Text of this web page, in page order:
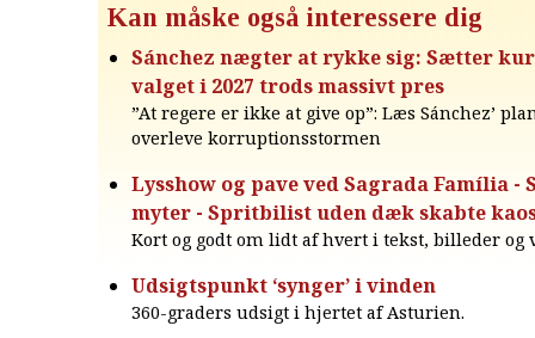
Kan måske også interessere dig
Sánchez nægter at rykke sig: Sætter
valget i 2027 trods massivt pres
”At regere er ikke at give op”: Læs Sánchez’
overleve korruptionsstormen
Lysshow og pave ved Sagrada Família -
myter - Spritbilist uden dæk skabte
Kort og godt om lidt af hvert i tekst, billeder og
Udsigtspunkt ‘synger’ i vinden
360-graders udsigt i hjertet af Asturien.